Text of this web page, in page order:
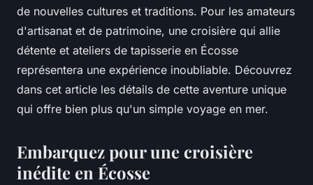
de nouvelles cultures et traditions. Pour les amateurs
d'artisanat et de patrimoine, une croisière qui allie
détente et ateliers de tapisserie en Écosse
représentera une expérience inoubliable. Découvrez
dans cet article les détails de cette aventure unique
qui offre bien plus qu'un simple voyage en mer.
Embarquez pour une croisière
inédite en Écosse